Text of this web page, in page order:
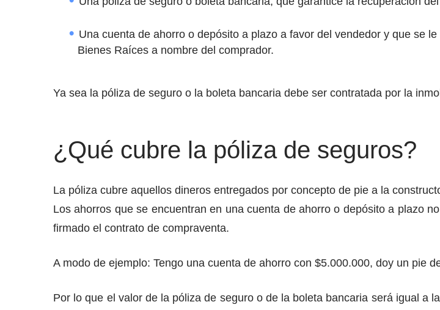
Una cuenta de ahorro o depósito a plazo a favor del vendedor y que se
Bienes Raíces a nombre del comprador.
Ya sea la póliza de seguro o la boleta bancaria debe ser contratada por la
¿Qué cubre la póliza de seguros?
La póliza cubre aquellos dineros entregados por concepto de pie a la
Los ahorros que se encuentran en una cuenta de ahorro o depósito a plazo
firmado el contrato de compraventa.
A modo de ejemplo: Tengo una cuenta de ahorro con $5.000.000, doy un pie
Por lo que el valor de la póliza de seguro o de la boleta bancaria será igual a